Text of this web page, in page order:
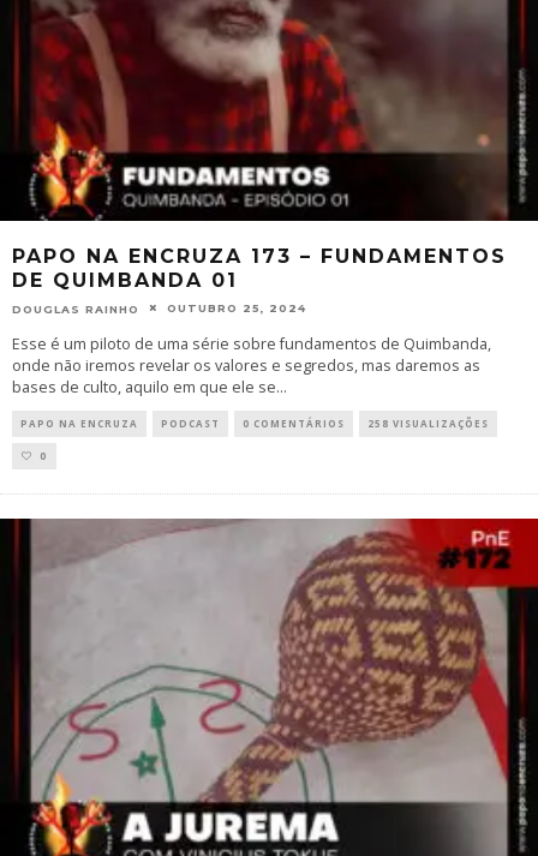
PAPO NA ENCRUZA 173 – FUNDAMENTOS
DE QUIMBANDA 01
DOUGLAS RAINHO OUTUBRO 25, 2024
Esse é um piloto de uma série sobre fundamentos de Quimbanda,
onde não iremos revelar os valores e segredos, mas daremos as
bases de culto, aquilo em que ele se...
PAPO NA ENCRUZA PODCAST 0 COMENTÁRIOS 258 VISUALIZAÇÕES
0